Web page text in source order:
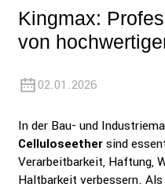
Kingmax:
von
02.01.2026
In der Bau- und
Celluloseethersind
Verarbeitbarkeit, Haftung,
Haltbarkeit verbessern. Als